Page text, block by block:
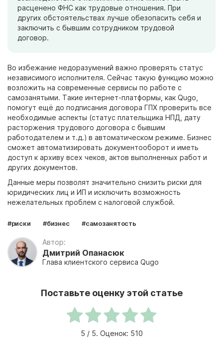
расценено ФНС как трудовые отношения. При
других обстоятельствах лучше обезопасить себя и
заключить с бывшим сотрудником трудовой
договор.
Во избежание недоразумений важно проверять статус
независимого исполнителя. Сейчас такую функцию можно
возложить на современные сервисы по работе с
самозанятыми. Такие интернет-платформы, как Qugo,
помогут ещё до подписания договора ГПХ проверить все
необходимые аспекты (статус плательщика НПД, дату
расторжения трудового договора с бывшим
работодателем и т.д.) в автоматическом режиме. Бизнес
сможет автоматизировать документооборот и иметь
доступ к архиву всех чеков, актов выполненных работ и
других документов.
Данные меры позволят значительно снизить риски для
юридических лиц и ИП и исключить возможность
нежелательных проблем с налоговой службой.
#риски #бизнес #самозанятость
Автор:
Дмитрий Опанасюк
Глава клиентского сервиса Qugo
Поставьте оценку этой статье
5 / 5. Оценок: 510